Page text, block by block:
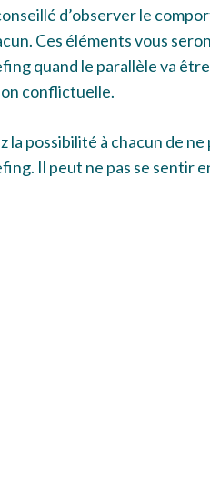
d’observer le
Ces éléments vous
quand le parallèle va
conflictuelle.
la possibilité à chacun de
Il peut ne pas se sentir